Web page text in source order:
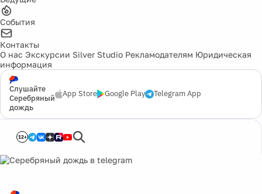
События
Контакты
О нас Экскурсии Silver Studio Рекламодателям Юридическая
информация
Слушайте
Серебряный
дождь
App Store Google Play Telegram App
12+